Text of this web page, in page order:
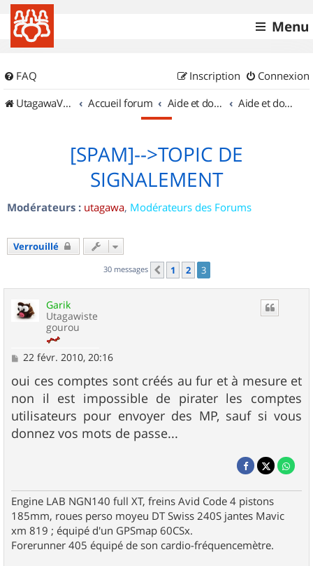
Menu
FAQ Connexion
Inscription
UtagawaVTT (Randos VTT et VTTAE avec traces GPS)
Accueil forum Aide et documentation Aide et documentation
[SPAM]-->TOPIC DE
SIGNALEMENT
Modérateurs : utagawa, Modérateurs des Forums
Verrouillé
30 messages Précédent
1 2 3
Garik
Utagawiste
gourou
M
s
s
a
g
e
22 févr. 2010, 20:16
oui ces comptes sont créés au fur et à mesure et
non il est impossible de pirater les comptes
utilisateurs pour envoyer des MP, sauf si vous
donnez vos mots de passe...
Engine LAB NGN140 full XT, freins Avid Code 4 pistons
185mm, roues perso moyeu DT Swiss 240S jantes Mavic
xm 819 ; équipé d'un GPSmap 60CSx.
Forerunner 405 équipé de son cardio-fréquencemètre.